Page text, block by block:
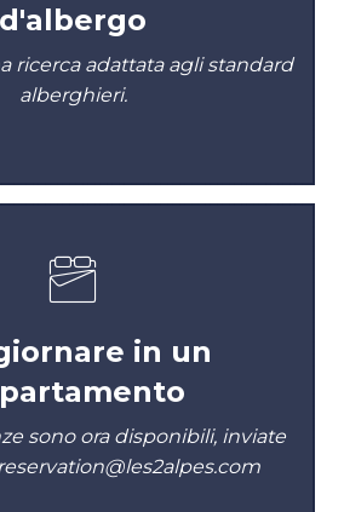
d'albergo
ricerca adattata agli standard
alberghieri.
in un
sono ora disponibili, inviate